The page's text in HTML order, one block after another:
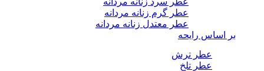
عطر گرم زنانه مردانه
عطر معتدل زنانه مردانه
بر اساس رایحه
عطر ترش
عطر تلخ